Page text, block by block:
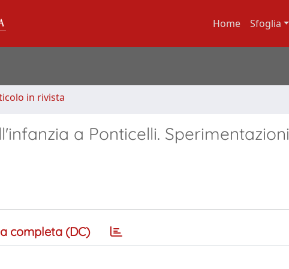
Home Sfoglia
in rivista
a Ponticelli. Sperimentazioni
completa (DC)